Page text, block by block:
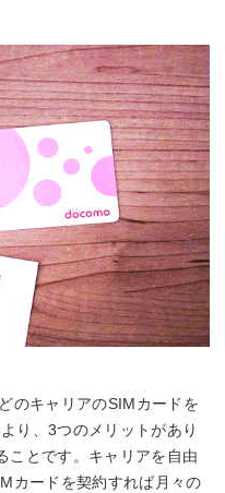
のキャリアのSIMカードを
り、3つのメリットがあり
ことです。キャリアを自由
カードを契約すれば月々の